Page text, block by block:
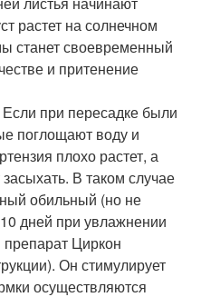
растет на солнечном
станет своевременный
и притенение
при пересадке были
поглощают воду и
плохо растет, а
В таком случае
обильный (но не
дней при увлажнении
Циркон
Он стимулирует
осуществляются